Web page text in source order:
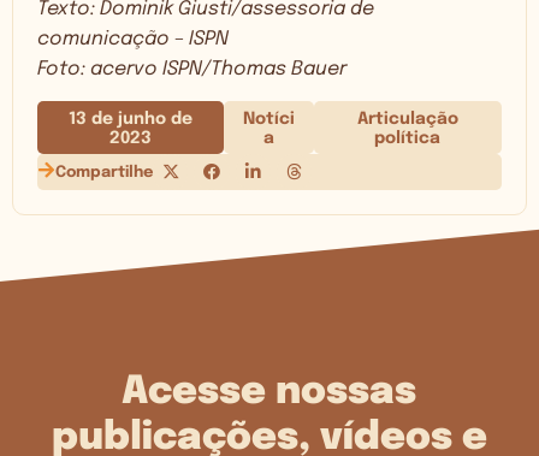
Texto: Dominik Giusti/assessoria de
comunicação – ISPN
Foto: acervo ISPN/Thomas Bauer
13 de junho de
2023
Notíci
a
Articulação
política
Compartilhe
Acesse nossas
publicações, vídeos e